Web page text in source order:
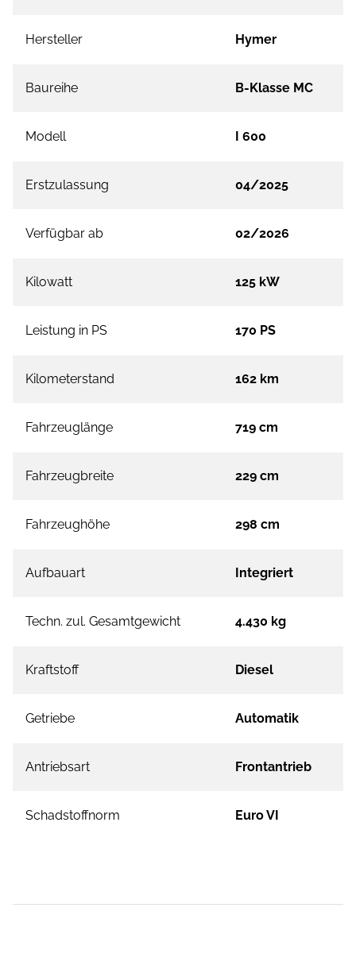
Hersteller Hymer
Baureihe B-Klasse MC
Modell I 600
Erstzulassung 04/2025
Verfügbar ab 02/2026
Kilowatt 125 kW
Leistung in PS 170 PS
Kilometerstand 162 km
Fahrzeuglänge 719 cm
Fahrzeugbreite 229 cm
Fahrzeughöhe 298 cm
Aufbauart Integriert
Techn. zul. Gesamtgewicht 4.430 kg
Kraftstoff Diesel
Getriebe Automatik
Antriebsart Frontantrieb
Schadstoffnorm Euro VI